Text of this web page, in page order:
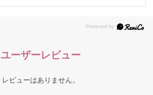
ユーザーレビュー
レビューはありません。